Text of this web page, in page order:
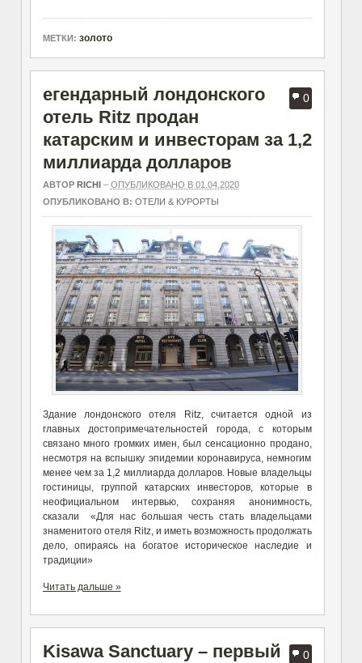
МЕТКИ: золото
0
егендарный лондонского
отель Ritz продан
катарским и инвесторам за 1,2
миллиарда долларов
АВТОР RICHI– ОПУБЛИКОВАНО В 01.04.2020
ОПУБЛИКОВАНО В: ОТЕЛИ & КУРОРТЫ
Здание лондонского отеля Ritz, считается одной из
главных достопримечательностей города, с которым
связано много громких имен, был сенсационно продано,
несмотря на вспышку эпидемии коронавируса, немногим
менее чем за 1,2 миллиарда долларов. Новые владельцы
гостиницы, группой катарских инвесторов, которые в
неофициальном интервью, сохраняя анонимность,
сказали «Для нас большая честь стать владельцами
знаменитого отеля Ritz, и иметь возможность продолжать
дело, опираясь на богатое историческое наследие и
традиции»
Читать дальше »
0
Kisawa Sanctuary – первый